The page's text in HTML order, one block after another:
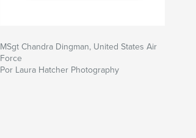
MSgt Chandra Dingman, United States Air
Force
Por Laura Hatcher Photography